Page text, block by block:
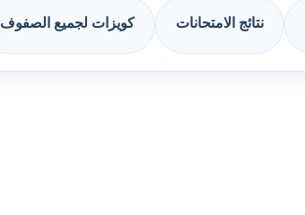
نتائج الامتحانات كويزات لجميع الصفوف